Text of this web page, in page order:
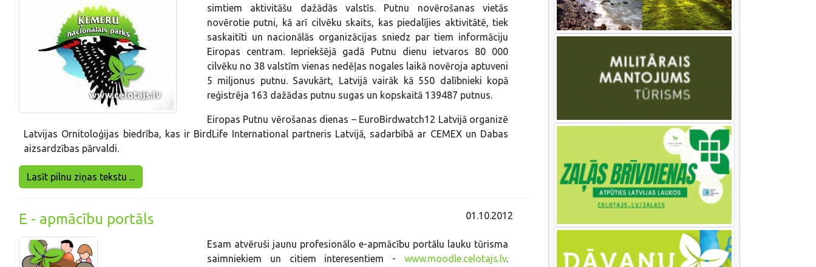
simtiem aktivitāšu dažādās valstīs. Putnu novērošanas vietās
novērotie putni, kā arī cilvēku skaits, kas piedalījies aktivitātē, tiek
saskaitīti un nacionālās organizācijas sniedz par tiem informāciju
Eiropas centram. Iepriekšējā gadā Putnu dienu ietvaros 80 000
cilvēku no 38 valstīm vienas nedēļas nogales laikā novēroja aptuveni
5 miljonus putnu. Savukārt, Latvijā vairāk kā 550 dalībnieki kopā
reģistrēja 163 dažādas putnu sugas un kopskaitā 139487 putnus.
Eiropas Putnu vērošanas dienas – EuroBirdwatch12 Latvijā organizē
Latvijas Ornitoloģijas biedrība, kas ir BirdLife International partneris Latvijā, sadarbībā ar CEMEX un Dabas
aizsardzības pārvaldi.
Lasīt pilnu ziņas tekstu ...
E - apmācību portāls 01.10.2012
Esam atvēruši jaunu profesionālo e-apmācību portālu lauku tūrisma
saimniekiem un citiem interesentiem -www.moodle.celotajs.lv.